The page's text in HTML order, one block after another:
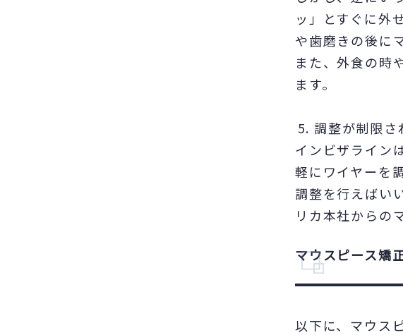
ッ」とすぐに外
や歯磨きの後に
また、外食の時
ます。
調整が制限さ
インビザライン
軽にワイヤーを
調整を行えばい
リカ本社からの
マウスピース矯
以下に、マウス